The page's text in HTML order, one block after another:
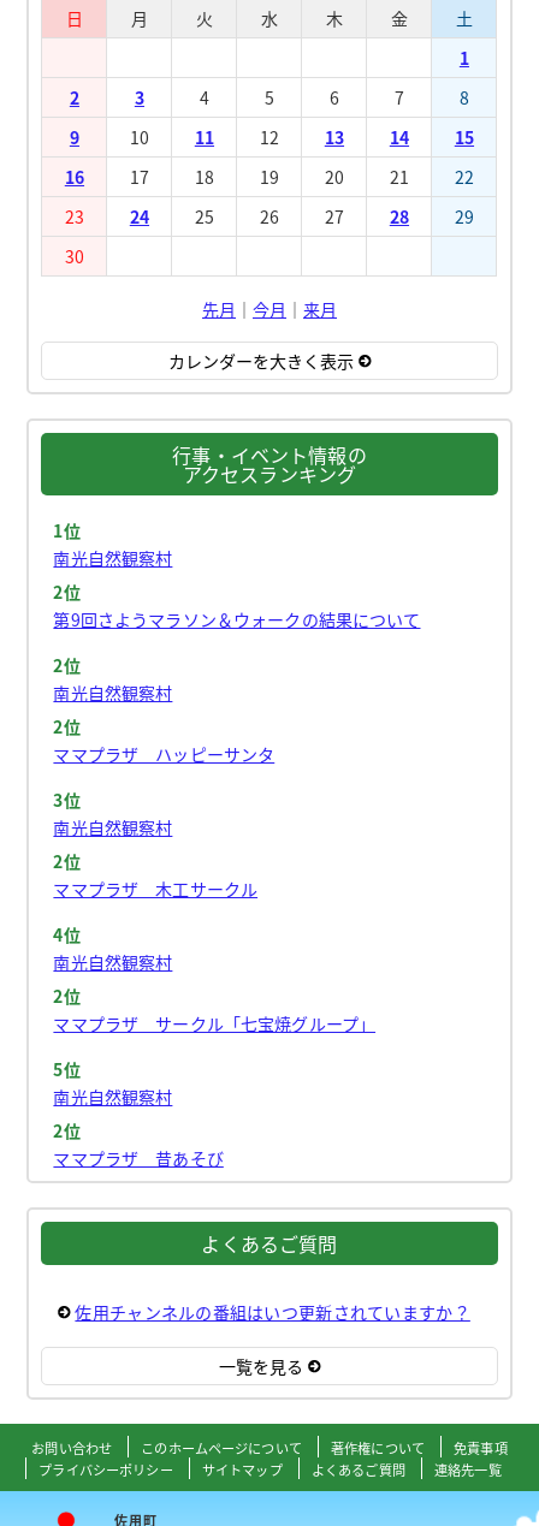
日 月 火 水 木 金
土
1
2
3 4 5 6 7
8
9
10 11 12 13 14
15
16
17 18 19 20 21
22
23
24 25 26 27 28
29
30
先月 ｜ 今月 ｜ 来月
カレンダーを大きく表示
行事・イベント情報の
アクセスランキング
1位
南光自然観察村
2位
第9回さようマラソン＆ウォークの結果について
2位
南光自然観察村
2位
ママプラザ ハッピーサンタ
3位
南光自然観察村
2位
ママプラザ 木工サークル
4位
南光自然観察村
2位
ママプラザ サークル「七宝焼グループ」
5位
南光自然観察村
2位
ママプラザ 昔あそび
よくあるご質問
佐用チャンネルの番組はいつ更新されていますか？
一覧を見る
お問い合わせ このホームページについて 著作権について
免責事項
プライバシーポリシー
サイトマップ よくあるご質問 連絡先一覧
佐用町